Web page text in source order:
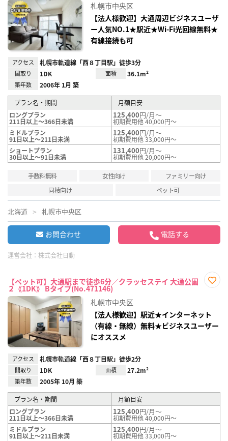
録
札幌市中央区
【法人様歓迎】大通周辺ビジネスユーザ
ー人気NO.1★駅近★Wi-Fi光回線無料★
有線接続も可
アクセス 札幌市軌道線「西８丁目駅」徒歩3分
間取り 1DK 面積 36.1m²
築年数 2006年 1月 築
プラン名・期間
月額目安
ロングプラン
211日以上～366日未満
125,400円/月～
初期費用他 40,000円～
ミドルプラン
91日以上～211日未満
125,400円/月～
初期費用他 33,000円～
ショートプラン
30日以上～91日未満
131,400円/月～
初期費用他 20,000円～
手数料無料 女性向け
ファミリー向け
同棲向け
ペット可
北海道 札幌市中央区
お問合わせ 電話する
運営会社： 株式会社日動
【ペット可】大通駅まで徒歩6分／クラッセステイ 大通公園
２《1DK》 Bタイプ(No.471146)
録
札幌市中央区
【法人様歓迎】駅近★インターネット
（有線・無線）無料★ビジネスユーザー
にオススメ
アクセス 札幌市軌道線「西８丁目駅」徒歩2分
間取り 1DK 面積 27.2m²
築年数 2005年 10月 築
プラン名・期間
月額目安
ロングプラン
211日以上～366日未満
125,400円/月～
初期費用他 40,000円～
ミドルプラン
91日以上～211日未満
125,400円/月～
初期費用他 33,000円～